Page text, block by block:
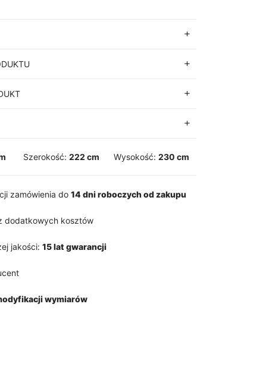
Szerokość: 222 cm Wysokość: 230 cm
zamówienia do 14 dni roboczych od zakupu
dodatkowych kosztów
jakości: 15 lat gwarancji
wymiarów